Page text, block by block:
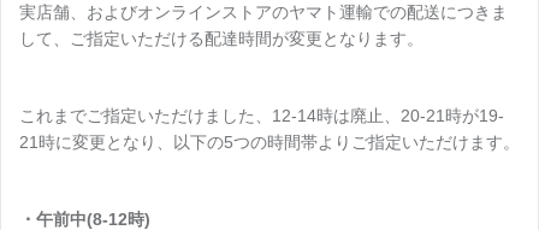
実店舗、およびオンラインストアのヤマト運輸での配送につきま
して、ご指定いただける配達時間が変更となります。
これまでご指定いただけました、12-14時は廃止、20-21時が19-
21時に変更となり、以下の5つの時間帯よりご指定いただけます。
・午前中(8-12時)